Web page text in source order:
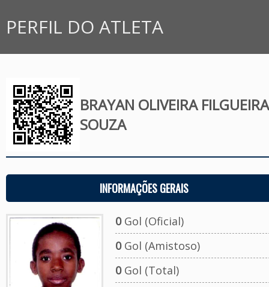
PERFIL DO ATLETA
BRAYAN OLIVEIRA
SOUZA
INFORMAÇÕES GERAIS
0Gol (Oficial)
0Gol (Amistoso)
0Gol (Total)